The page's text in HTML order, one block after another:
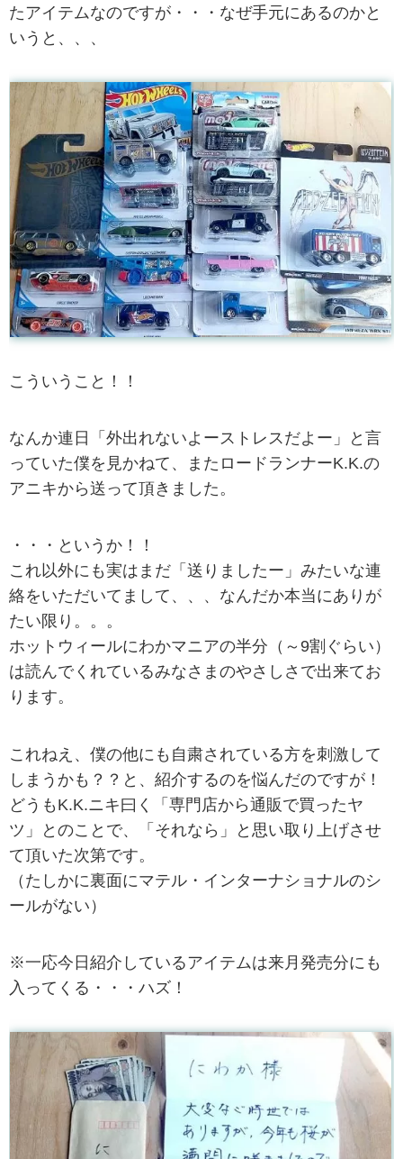
たアイテムなのですが・・・なぜ手元にあるのかと
いうと、、、
こういうこと！！
なんか連日「外出れないよーストレスだよー」と言
っていた僕を見かねて、またロードランナーK.K.の
アニキから送って頂きました。
・・・というか！！
これ以外にも実はまだ「送りましたー」みたいな連
絡をいただいてまして、、、なんだか本当にありが
たい限り。。。
ホットウィールにわかマニアの半分（～9割ぐらい）
は読んでくれているみなさまのやさしさで出来てお
ります。
これねえ、僕の他にも自粛されている方を刺激して
しまうかも？？と、紹介するのを悩んだのですが！
どうもK.K.ニキ曰く「専門店から通販で買ったヤ
ツ」とのことで、「それなら」と思い取り上げさせ
て頂いた次第です。
（たしかに裏面にマテル・インターナショナルのシ
ールがない）
※一応今日紹介しているアイテムは来月発売分にも
入ってくる・・・ハズ！